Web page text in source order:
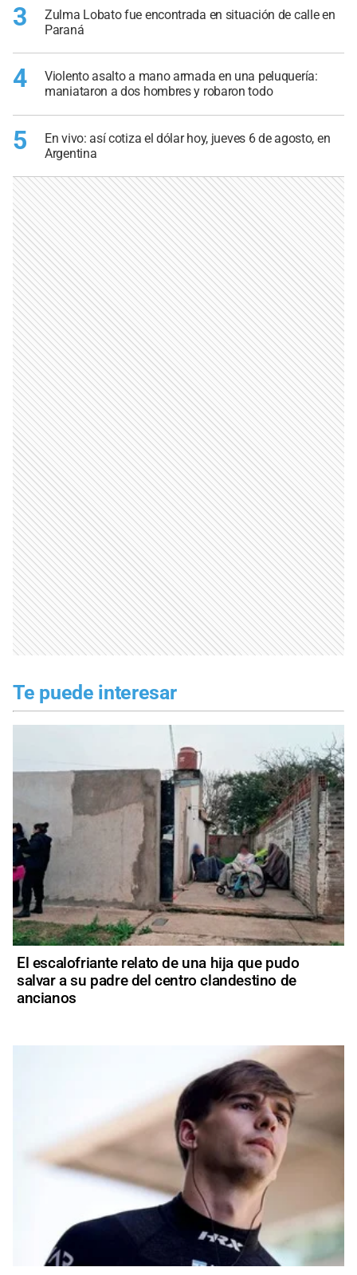
3
Zulma Lobato fue encontrada en situación de calle en
Paraná
4
Violento asalto a mano armada en una peluquería:
maniataron a dos hombres y robaron todo
5
En vivo: así cotiza el dólar hoy, jueves 6 de agosto, en
Argentina
Te puede interesar
El escalofriante relato de una hija que pudo
salvar a su padre del centro clandestino de
ancianos